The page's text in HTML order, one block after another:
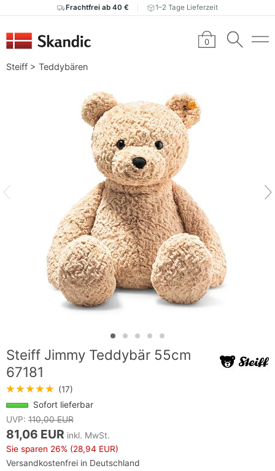
Frachtfrei ab 40 € 1–2 Tage Lieferzeit
0
Steiff > Teddybären
Steiff Jimmy Teddybär 55cm
67181
★★★★★ (17)
Sofort lieferbar
UVP: 110,00 EUR
81,06 EUR inkl. MwSt.
Sie sparen 26% (28,94 EUR)
Versandkostenfrei in Deutschland